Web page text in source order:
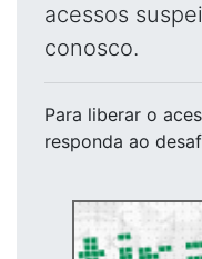
acessos
conosco.
Para liberar o
responda ao